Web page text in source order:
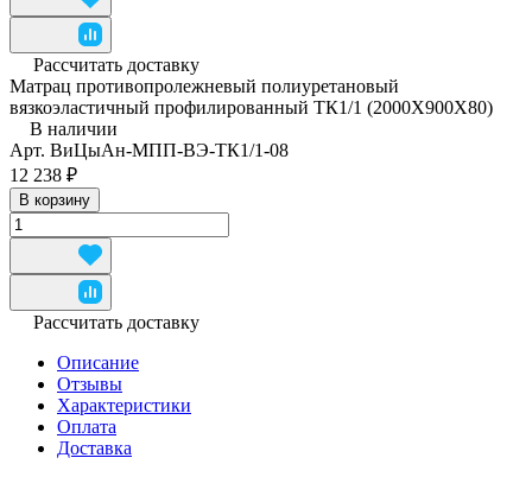
Рассчитать доставку
Матрац противопролежневый полиуретановый
вязкоэластичный профилированный ТК1/1 (2000Х900Х80)
В наличии
Арт. ВиЦыАн-МПП-ВЭ-ТК1/1-08
12 238 ₽
В корзину
Рассчитать доставку
Описание
Отзывы
Характеристики
Оплата
Доставка